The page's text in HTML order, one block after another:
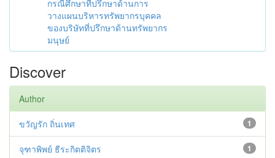
กรณีศึกษาที่ปรึกษาด้านการ
วางแผนบริหารทรัพยากรบุคคล
ของบริษัทที่ปรึกษาด้านทรัพยากร
มนุษย์
Discover
Author
1
ขวัญรัก ถิ่นเทศ
1
จุฑาพิพย์ ธีระกิตติจิตร